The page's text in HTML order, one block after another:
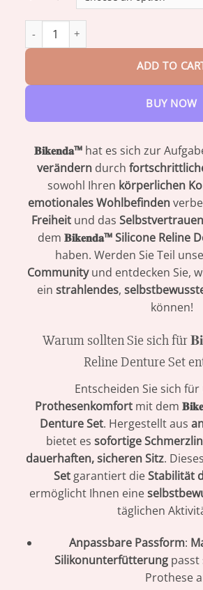
𝐁𝐢𝐤𝐞𝐧𝐝𝐚™ 𝐒𝐢𝐥𝐢𝐤𝐨𝐧 𝐑𝐞𝐥𝐢𝐧𝐞 𝐃𝐞𝐧𝐭𝐮𝐫𝐞 𝐒𝐞𝐭𝐳𝐞𝐧
ADD TO
BUY NOW
𝐁𝐢𝐤𝐞𝐧𝐝𝐚™ hat es sich zur
veränderndurch
sowohl Ihren körperlichen
emotionales Wohlbefinden
Freiheit und das Selbstvertrauen
dem 𝐁𝐢𝐤𝐞𝐧𝐝𝐚™ Silicone Reline
haben. Werden Sie Teil
Communityund entdecken Sie,
ein strahlendes,
können!
Warum sollten Sie sich für
Reline Denture Set
Entscheiden Sie sich für
Prothesenkomfort mit dem
Denture Set. Hergestellt aus
bietet es sofortige
dauerhaften, sicheren Sitz. Dieses
Setgarantiert dieStabilität
ermöglicht Ihnen eine
täglichen
Anpassbare Passform:
Silikonunterfütterungpasst
Prothese